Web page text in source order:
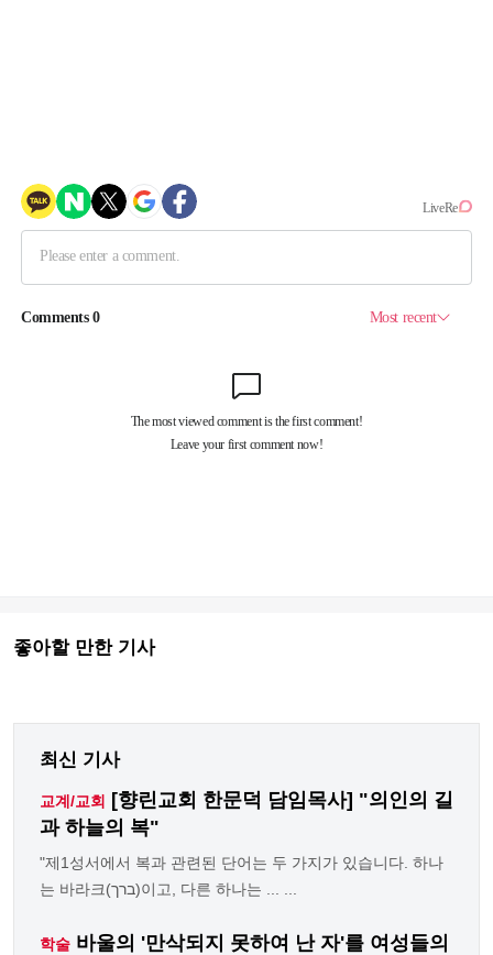
좋아할 만한 기사
최신 기사
교계/교회 [향린교회 한문덕 담임목사] "의인의 길
과 하늘의 복"
"제1성서에서 복과 관련된 단어는 두 가지가 있습니다. 하나
는 바라크(ברך)이고, 다른 하나는 ... ...
학술 바울의 '만삭되지 못하여 난 자'를 여성들의